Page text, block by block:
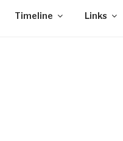
Timeline Links